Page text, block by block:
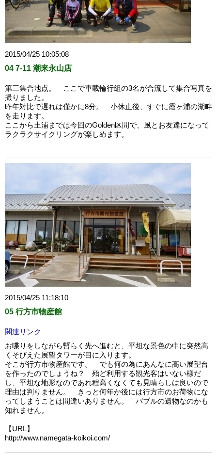
2015/04/25 10:05:08
04 7-11 潮来永山店
第三集合地点。 ここで車載輪行組の3名が合流して集合写真を
撮りました。
昨年対比で遅れは僅かに8分。 小休止後、すぐに霞ヶ浦の湖畔
を走ります。
ここから土浦までは今回のGolden区間で、風とお友達になって
ラクラクサイクリングが楽しめます。
2015/04/25 11:18:10
05 行方市物産館
関連リンク
お喋りをしながら暫らく先へ進むと、平坦な景色の中に突然高
くそびえた展望タワーが目に入ります。
そこが行方市物産館です。 でも何の為にあんなに高い展望台
を作ったのでしょうね？ 殆ど利用する観光客はいない様だ
し、平坦な地形なのであれ程高くなくても見晴らしは良いので
理由は判りません。 きっと何年か後には行方市のお荷物にな
ってしまうことは間違いありません。 バブルの遺物なのかも
知れません。
【URL】
http://www.namegata-koikoi.com/